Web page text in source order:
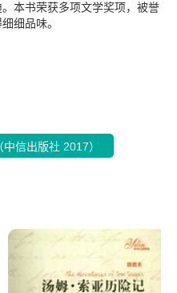
本书荣获多项文学奖项，被誉
细品味。
信出版社 2017）